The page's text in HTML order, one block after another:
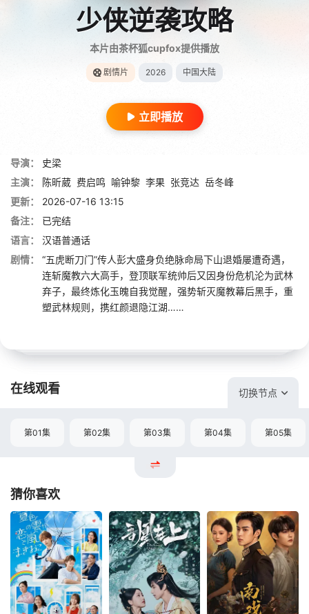
少侠逆袭攻略
本片由茶杯狐cupfox提供播放
剧情片 2026 中国大陆
立即播放
导演：
史梁
主演：
陈昕葳 费启鸣 喻钟黎 李果 张竞达 岳冬峰
更新：
2026-07-16 13:15
备注：
已完结
语言：
汉语普通话
剧情：
“五虎断刀门”传人彭大盛身负绝脉命局下山退婚屡遭奇遇，
连斩魔教六大高手，登顶联军统帅后又因身份危机沦为武林
弃子，最终炼化玉魄自我觉醒，强势斩灭魔教幕后黑手，重
塑武林规则，携红颜退隐江湖……
在线观看 切换节点
第01集 第02集 第03集 第04集 第05集
猜你喜欢